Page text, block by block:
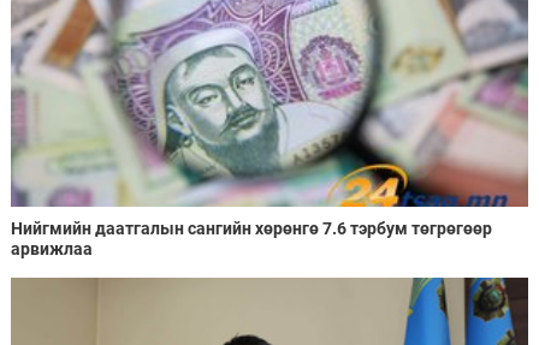
Нийгмийн даатгалын сангийн хөрөнгө 7.6 тэрбум төгрөгөөр
арвижлаа